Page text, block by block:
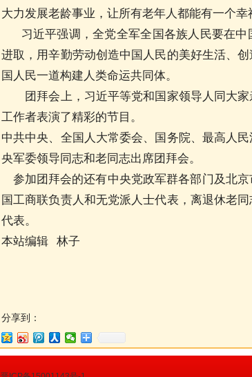
大力发展老龄事业，让所有老年人都能有一个幸
习近平强调，全党全军全国各族人民要在
进取，用辛勤劳动创造中国人民的美好生活、
国人民一道构建人类命运共同体。
团拜会上，习近平等党和国家领导人同大家
工作者表演了精彩的节目。
中共中央、全国人大常委会、国务院、最高人
央军委领导同志和老同志出席团拜会。
参加团拜会的还有中央党政军群各部门及北
国工商联负责人和无党派人士代表，离退休老
代表。
本站编辑 林子
分享到：